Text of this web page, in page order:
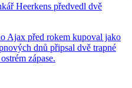
Heerkens předvedl dvě
Ajax před rokem kupoval jako
dnů připsal dvě trapné
zápase.